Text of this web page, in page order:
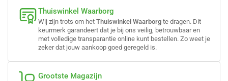
Thuiswinkel Waarborg
Wij zijn trots om het Thuiswinkel Waarborg te dragen. Dit
keurmerk garandeert dat je bij ons veilig, betrouwbaar en
met volledige transparantie online kunt bestellen. Zo weet je
zeker dat jouw aankoop goed geregeld is.
Grootste Magazijn